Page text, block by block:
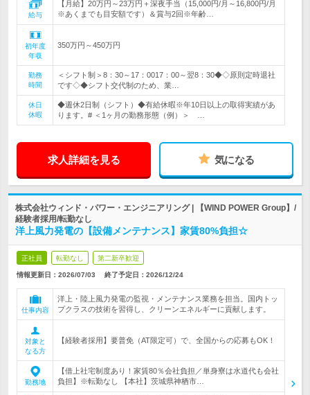
給与
【月給】20万円～23万円＋深夜手当（15,000円/月～16,800円/月
※あくまでも目安額です）＆賞与2回※年齢…
初年度
年収
350万円～450万円
勤務
時間
＜シフト制＞8：30～17：0017：00～翌8：30◆◇原則定時退社
です◇◆シフト交代制のため、業…
休日
休暇
◆週休2日制（シフト）◆有給休暇※年10日以上の取得実績があ
ります。# ＜1ヶ月の勤務形態（例）＞ …
求人詳細を見る 気になる
株式会社ウィンド・パワー・エンジニアリング | 【WIND POWER Group】/
経験者採用/転勤なし
洋上風力発電の【設備メンテナンス】家賃80%負担☆
正社員 転勤なし 第二新卒歓迎
情報更新日：2026/07/03 終了予定日： 2026/12/24
仕事内容
洋上・陸上風力発電の監視・メンテナンス業務を担当。国内トッ
プクラスの技術を習得し、クリーンエネルギーに貢献します。
対象と
なる方
【経験者採用】要普免（AT限定可）で、全国からの応募もOK！
勤務地
【借上社宅制度あり！家賃80％会社負担／単身寮は水道代も会社
負担】※転勤なし 【本社】茨城県神栖市…